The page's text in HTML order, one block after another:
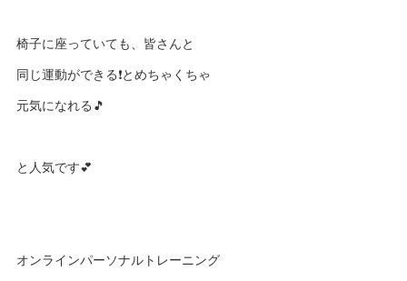
椅子に座っていても、皆さんと
同じ運動ができる❗️とめちゃくちゃ
元気になれる🎵
と人気です💕
オンラインパーソナルトレーニング